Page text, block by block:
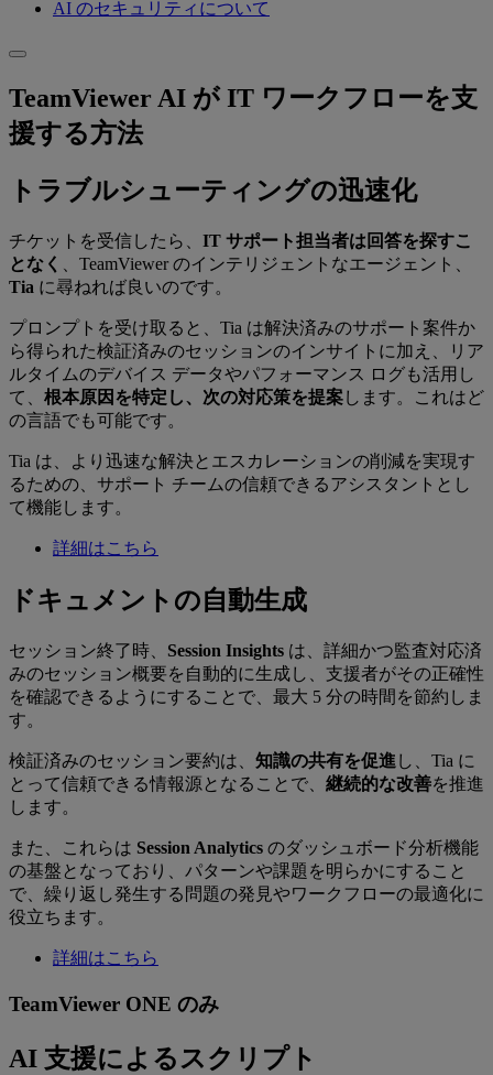
AI のセキュリティについて
TeamViewer AI が IT ワークフローを支
援する方法
トラブルシューティングの迅速化
チケットを受信したら、 IT サポート担当者は回答を探すこ
となく
、TeamViewer のインテリジェントなエージェント、
Tia に尋ねれば良いのです。
プロンプトを受け取ると、Tia は解決済みのサポート案件か
ら得られた検証済みのセッションのインサイトに加え、リア
ルタイムのデバイス データやパフォーマンス ログも活用し
て、 根本原因を特定し、次の対応策を提案します。これはど
の言語でも可能です。
Tia は、より迅速な解決とエスカレーションの削減を実現す
るための、サポート チームの信頼できるアシスタントとし
て機能します。
詳細はこちら
ドキュメントの自動生成
セッション終了時、 Session Insights は、詳細かつ監査対応済
みのセッション概要を自動的に生成し、支援者がその正確性
を確認できるようにすることで、最大 5 分の時間を節約しま
す。
検証済みのセッション要約は、 知識の共有を促進 し、Tia に
とって信頼できる情報源となることで、 継続的な改善を推進
します。
また、これらは Session Analytics のダッシュボード分析機能
の基盤となっており、パターンや課題を明らかにすること
で、繰り返し発生する問題の発見やワークフローの最適化に
役立ちます。
詳細はこちら
TeamViewer ONE のみ
AI 支援によるスクリプト